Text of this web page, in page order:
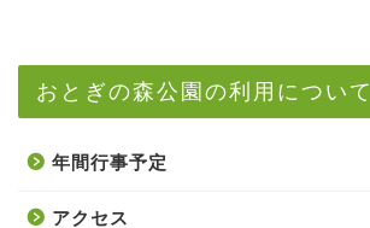
おとぎの森公園の利用について
年間行事予定
アクセス